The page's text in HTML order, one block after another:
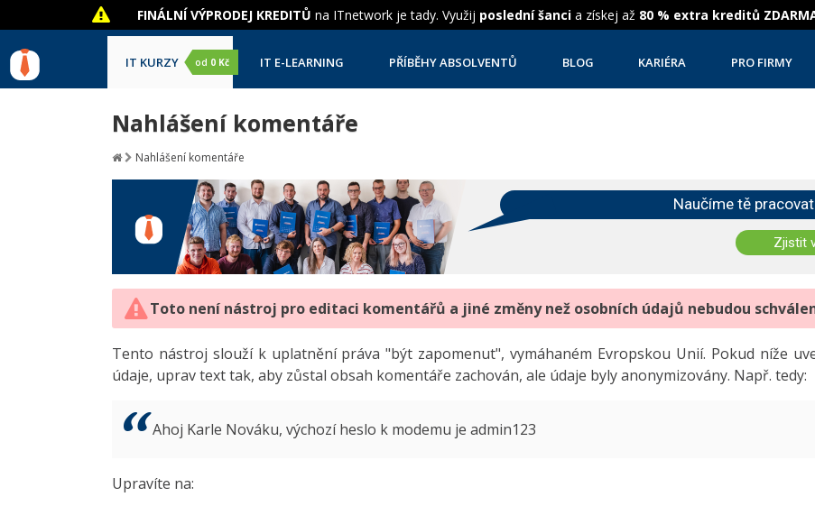
FINÁLNÍ VÝPRODEJ KREDITŮ na ITnetwork je tady. Využij poslední šanci a získej až 80 % extra kreditů
IT KURZY od 0 Kč IT E-LEARNING PŘÍBĚHY ABSOLVENTŮ BLOG KARIÉRA PRO FIRMY
Nahlášení komentáře
Nahlášení komentáře
Naučíme tě
Zjistit
Toto není nástroj pro editaci komentářů a jiné změny než osobních údajů nebudou
Tento nástroj slouží k uplatnění práva "být zapomenut", vymáhaném Evropskou Unií. Pokud níže
údaje, uprav text tak, aby zůstal obsah komentáře zachován, ale údaje byly anonymizovány. Např. tedy:
Ahoj Karle Nováku, výchozí heslo k modemu je admin123
Upravíte na: